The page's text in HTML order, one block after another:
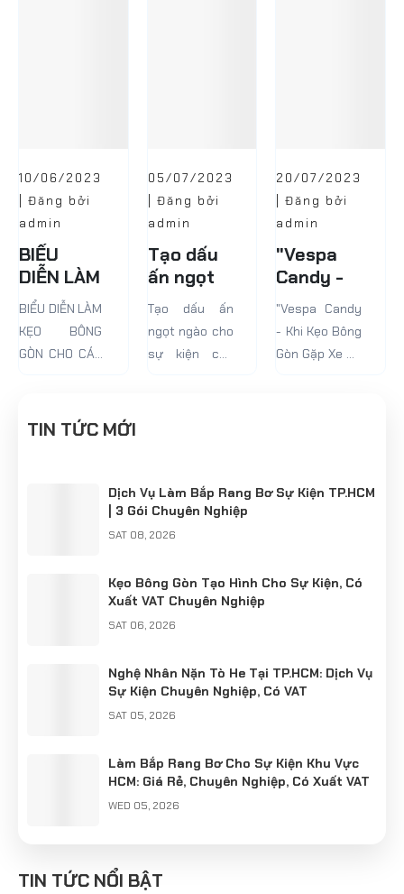
10/06/2023
| Đăng bởi
admin
BIỂU
DIỄN LÀM
KẸO
BÔNG
GÒN CHO
BIỂU DIỄN LÀM
KẸO BÔNG
GÒN CHO CÁC
05/07/2023
| Đăng bởi
admin
Tạo dấu
ấn ngọt
ngào cho
sự kiện
của bạn
với Kẹo
Tạo dấu ấn
ngọt ngào cho
sự kiện của
20/07/2023
| Đăng bởi
admin
"Vespa
Candy -
Khi Kẹo
Bông Gòn
Gặp Xe
Cổ Điển!"
"Vespa Candy
- Khi Kẹo Bông
Gòn Gặp Xe Cổ
TIN TỨC MỚI
Dịch Vụ Làm Bắp Rang Bơ Sự Kiện TP.HCM
| 3 Gói Chuyên Nghiệp
SAT 08, 2026
Kẹo Bông Gòn Tạo Hình Cho Sự Kiện, Có
Xuất VAT Chuyên Nghiệp
SAT 06, 2026
Nghệ Nhân Nặn Tò He Tại TP.HCM: Dịch Vụ
Sự Kiện Chuyên Nghiệp, Có VAT
SAT 05, 2026
Làm Bắp Rang Bơ Cho Sự Kiện Khu Vực
HCM: Giá Rẻ, Chuyên Nghiệp, Có Xuất VAT
WED 05, 2026
Hà Nội: Giữ Hồn Nét Việt Cho Sự Kiện
TIN TỨC NỔI BẬT